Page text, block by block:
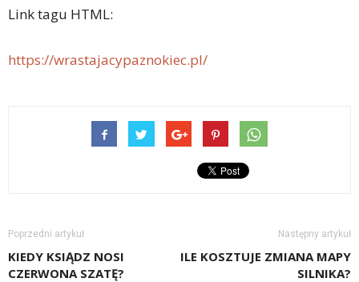
Link tagu HTML:
https://wrastajacypaznokiec.pl/
Poprzedni artykuł
KIEDY KSIĄDZ NOSI
CZERWONA SZATĘ?
Następny artykuł
ILE KOSZTUJE ZMIANA MAPY
SILNIKA?